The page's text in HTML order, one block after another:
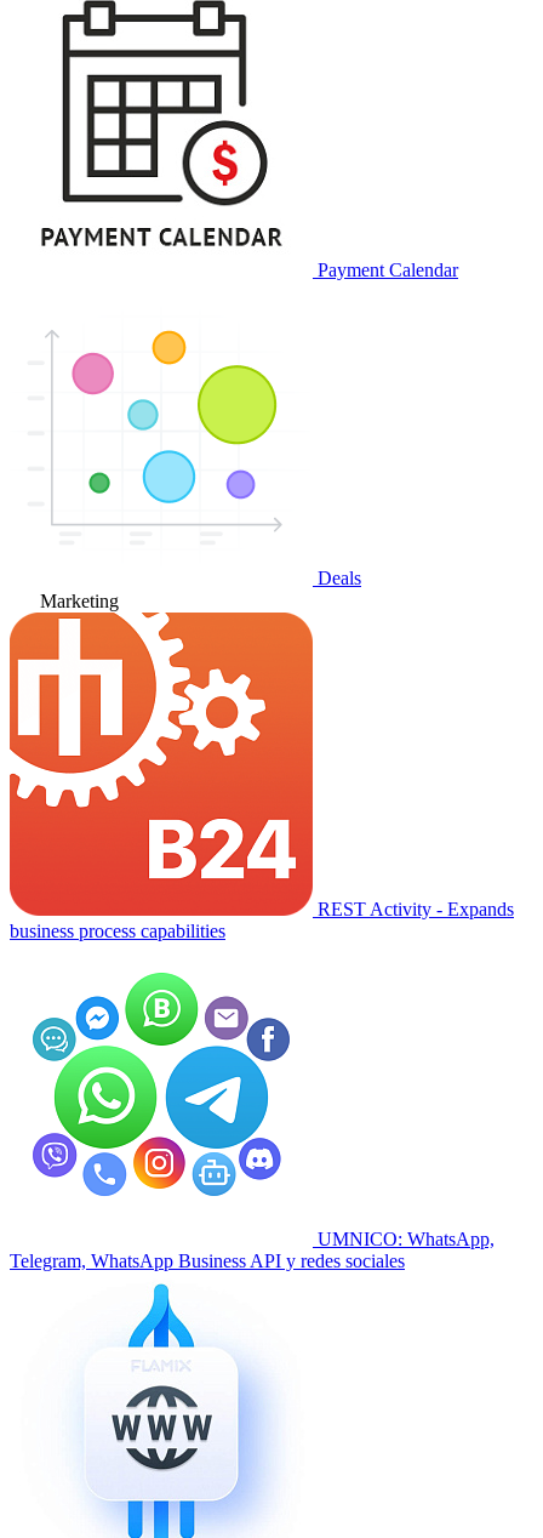
Payment Calendar
Deals
Marketing
REST Activity - Expands
business process capabilities
UMNICO: WhatsApp,
Telegram, WhatsApp Business API y redes sociales